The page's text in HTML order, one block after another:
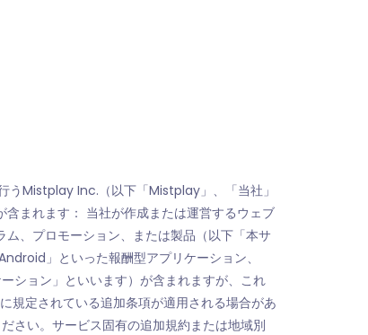
うMistplay Inc.（以下「Mistplay」、「当社」
まれます： 当社が作成または運営するウェブ
、プロモーション、または製品（以下「本サ
」といった報酬型アプリケーション、
ション」といいます）が含まれますが、これ
規定されている追加条項が適用される場合があ
さい。サービス固有の追加規約または地域別